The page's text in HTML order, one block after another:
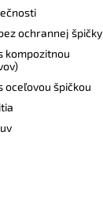
ochrannej špičky
kompozitnou
oceľovou špičkou